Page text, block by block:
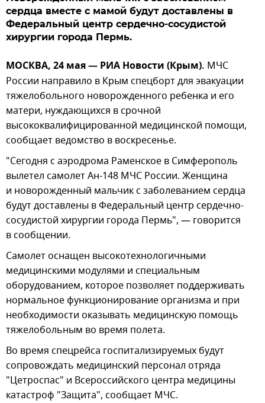
сердца вместе с мамой будут доставлены в
Федеральный центр сердечно-сосудистой
хирургии города Пермь.
МОСКВА, 24 мая — РИА Новости (Крым). МЧС
России направило в Крым спецборт для эвакуации
тяжелобольного новорожденного ребенка и его
матери, нуждающихся в срочной
высококвалифицированной медицинской помощи,
сообщает ведомство в воскресенье.
"Сегодня с аэродрома Раменское в Симферополь
вылетел самолет Ан-148 МЧС России. Женщина
и новорожденный мальчик с заболеванием сердца
будут доставлены в Федеральный центр сердечно-
сосудистой хирургии города Пермь", — говорится
в сообщении.
Самолет оснащен высокотехнологичными
медицинскими модулями и специальным
оборудованием, которое позволяет поддерживать
нормальное функционирование организма и при
необходимости оказывать медицинскую помощь
тяжелобольным во время полета.
Во время спецрейса госпитализируемых будут
сопровождать медицинский персонал отряда
"Цетроспас" и Всероссийского центра медицины
катастроф "Защита", сообщает МЧС.